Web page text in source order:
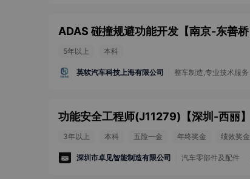
ADAS 碰撞规避功能开发 【南京-东善桥
5年以上 本科
英软汽车科技上海有限公司 整车制造,专业技术服务
功能安全工程师(J11279) 【深圳-西丽】
3年以上 本科 五险一金 年终奖金 绩效奖金
深圳市卓见智能制造有限公司 汽车零部件及配件